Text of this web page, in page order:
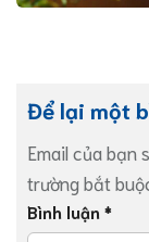
Để lại một
Email của bạn
trường bắt
Bình luận *